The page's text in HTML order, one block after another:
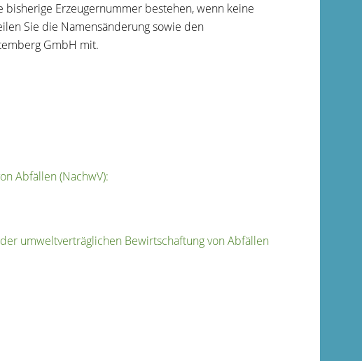
Erzeugernummer bestehen, wenn keine
Sie die Namensänderung sowie den
GmbH mit.
Abfällen (NachwV):
umweltverträglichen Bewirtschaftung von Abfällen